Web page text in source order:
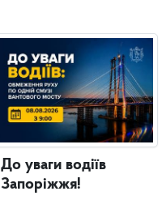
До уваги водіїв
Запоріжжя!